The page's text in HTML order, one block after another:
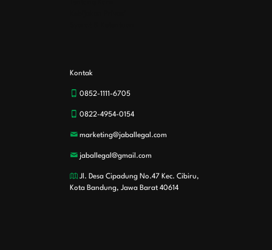
Kontak
0852-1111-6705
0822-4954-0154
marketing@jaballegal.com
jaballegal@gmail.com
Jl. Desa Cipadung No.47 Kec. Cibiru,
Kota Bandung, Jawa Barat 40614